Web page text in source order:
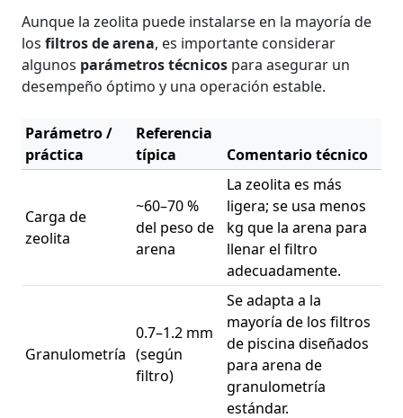
Aunque la zeolita puede instalarse en la mayoría de
los filtros de arena, es importante considerar
algunos parámetros técnicos para asegurar un
desempeño óptimo y una operación estable.
Parámetro /
práctica
Referencia
típica
Comentario técnico
Carga de
zeolita
~60–70 %
del peso de
arena
La zeolita es más
ligera; se usa menos
kg que la arena para
llenar el filtro
adecuadamente.
Granulometría
0.7–1.2 mm
(según
filtro)
Se adapta a la
mayoría de los filtros
de piscina diseñados
para arena de
granulometría
estándar.